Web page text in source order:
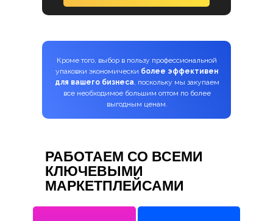
Кроме того, выбор в пользу профессиональной
упаковки экономически более эффективен
для вашего бизнеса, поскольку мы закупаем
все необходимое большим оптом по более
выгодным ценам.
РАБОТАЕМ СО ВСЕМИ
КЛЮЧЕВЫМИ
МАРКЕТПЛЕЙСАМИ